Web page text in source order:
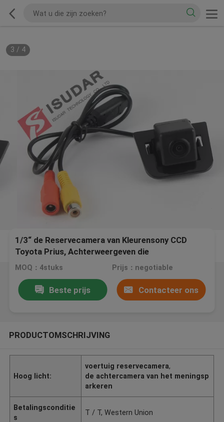
3 / 4
1/3“ de Reservecamera van Kleurensony CCD
Toyota Prius, Achterweergeven die
Getelegrafeerde Camera omkeren
MOQ：4stuks Prijs：negotiable
Beste prijs Contacteer ons
PRODUCTOMSCHRIJVING
Hoog licht:
voertuig reservecamera,
de achtercamera van het meningsp
arkeren
Betalingsconditie
s
T / T, Western Union